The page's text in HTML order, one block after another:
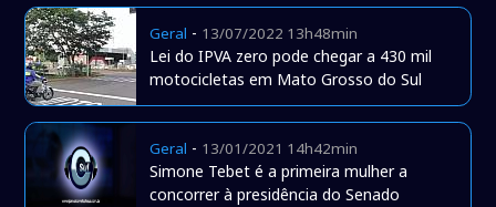
Geral - 13/07/2022 13h48min
Lei do IPVA zero pode chegar a 430 mil
motocicletas em Mato Grosso do Sul
Geral - 13/01/2021 14h42min
Simone Tebet é a primeira mulher a
concorrer à presidência do Senado